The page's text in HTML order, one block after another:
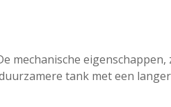
mechanische
tank met een